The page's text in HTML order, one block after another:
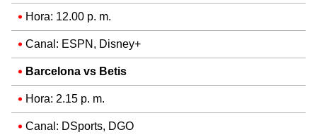
Hora: 12.00 p. m.
Canal: ESPN, Disney+
Barcelona vs Betis
Hora: 2.15 p. m.
Canal: DSports, DGO